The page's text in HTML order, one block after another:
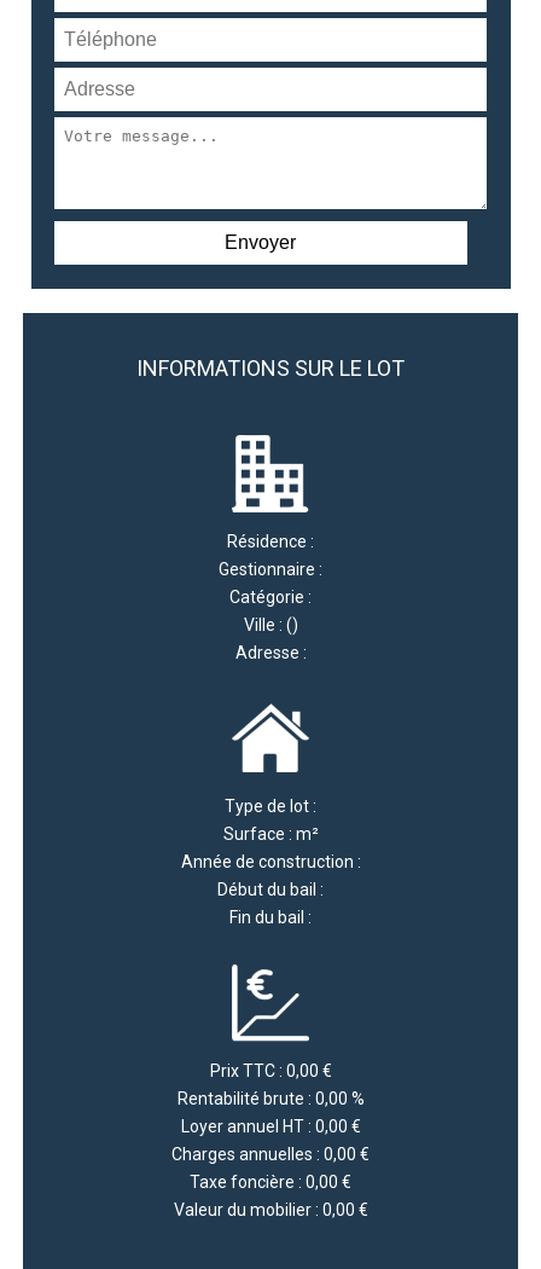
INFORMATIONS SUR LE LOT
Résidence :
Gestionnaire :
Catégorie :
Ville : ()
Adresse :
Type de lot :
Surface : m²
Année de construction :
Début du bail :
Fin du bail :
Prix TTC : 0,00 €
Rentabilité brute : 0,00 %
Loyer annuel HT : 0,00 €
Charges annuelles : 0,00 €
Taxe foncière : 0,00 €
Valeur du mobilier : 0,00 €